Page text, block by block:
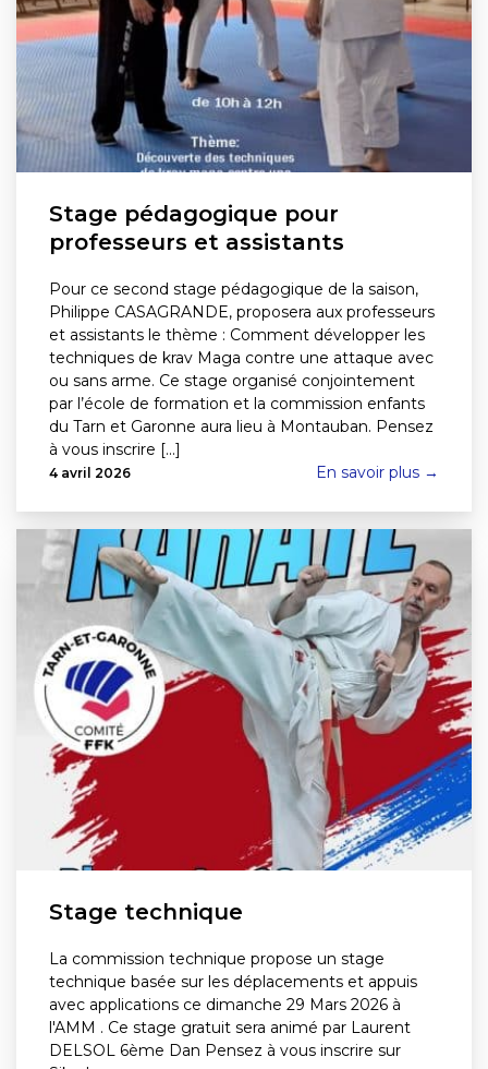
Stage pédagogique pour
professeurs et assistants
Pour ce second stage pédagogique de la saison,
Philippe CASAGRANDE, proposera aux professeurs
et assistants le thème : Comment développer les
techniques de krav Maga contre une attaque avec
ou sans arme. Ce stage organisé conjointement
par l’école de formation et la commission enfants
du Tarn et Garonne aura lieu à Montauban. Pensez
à vous inscrire [...]
4 avril 2026 En savoir plus →
Stage technique
La commission technique propose un stage
technique basée sur les déplacements et appuis
avec applications ce dimanche 29 Mars 2026 à
l'AMM . Ce stage gratuit sera animé par Laurent
DELSOL 6ème Dan Pensez à vous inscrire sur